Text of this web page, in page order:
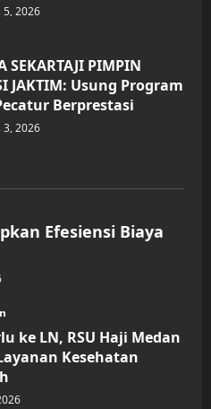
5, 2026
SEKARTAJI PIMPIN
JAKTIM: Usung Program
Berprestasi
3, 2026
Efesiensi Biaya
ke LN, RSU Haji Medan
Kesehatan